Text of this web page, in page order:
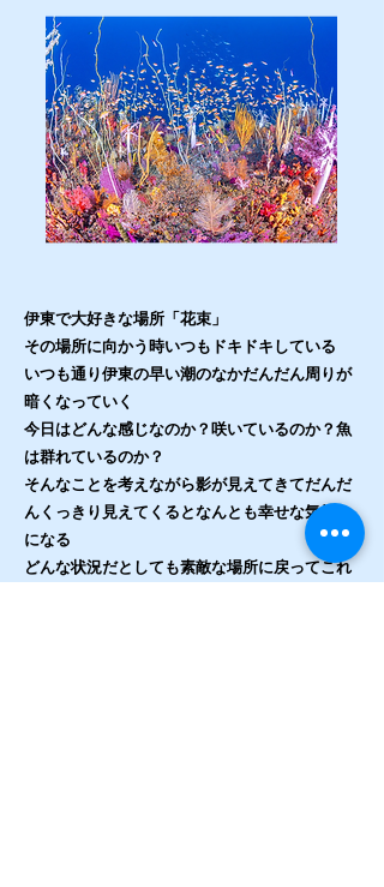
伊東で大好きな場所「花束」
その場所に向かう時いつもドキドキしている
いつも通り伊東の早い潮のなかだんだん周りが
暗くなっていく
今日はどんな感じなのか？咲いているのか？魚
は群れているのか？
そんなことを考えながら影が見えてきてだんだ
んくっきり見えてくるとなんとも幸せな気持ち
になる
どんな状況だとしても素敵な場所に戻ってこれ